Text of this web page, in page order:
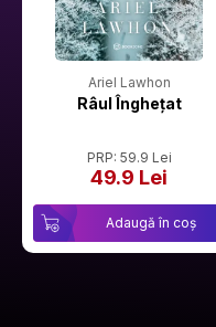
Ariel Lawhon
Râul Înghețat
PRP: 59.9 Lei
49.9 Lei
Adaugă în coș